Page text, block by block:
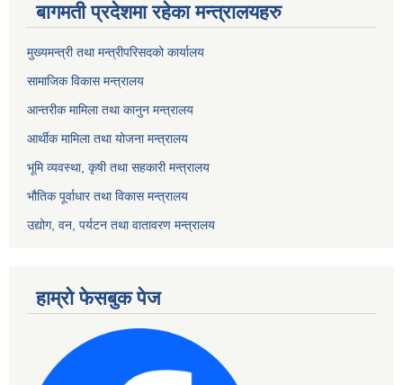
बागमती प्रदेशमा रहेका मन्त्रालयहरु
मुख्यमन्त्री तथा मन्त्रीपरिसदको कार्यालय
सामाजिक विकास मन्त्रालय
आन्तरीक मामिला तथा कानुन मन्त्रालय
आर्थीक मामिला तथा योजना मन्त्रालय
भूमि व्यवस्था, कृषी तथा सहकारी मन्त्रालय
भौतिक पूर्वाधार तथा विकास मन्त्रालय
उद्योग, वन, पर्यटन तथा वातावरण मन्त्रालय
हाम्रो फेसबुक पेज